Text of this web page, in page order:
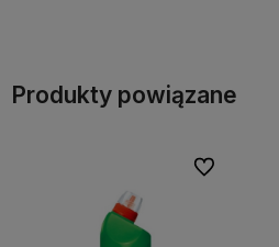
Produkty powiązane
Do ulubionych